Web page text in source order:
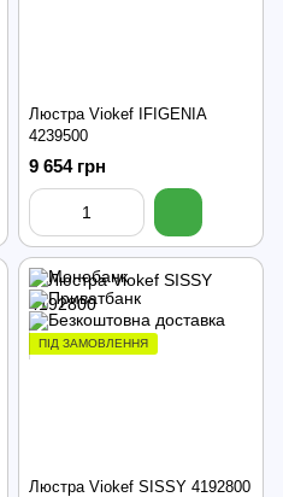
Люстра Viokef IFIGENIA
4239500
9 654 грн
ПІД ЗАМОВЛЕННЯ
Люстра Viokef SISSY 4192800